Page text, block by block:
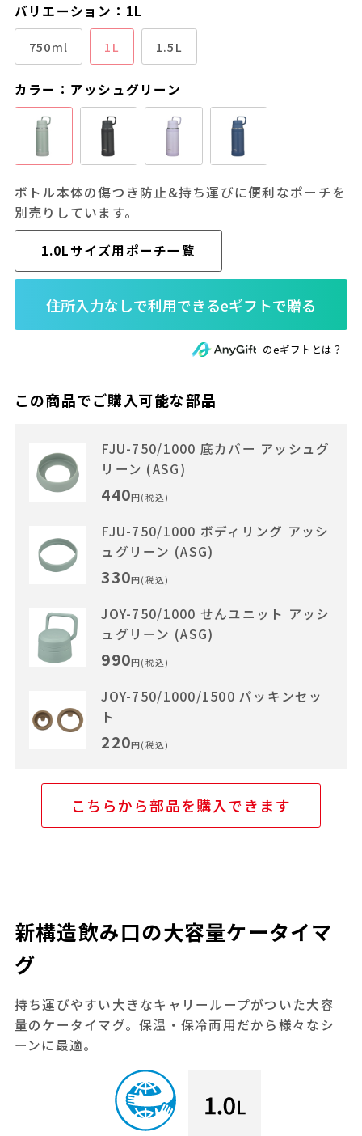
バリエーション：1L
750ml 1L 1.5L
カラー：アッシュグリーン
ボトル本体の傷つき防止&持ち運びに便利なポーチを
別売りしています。
1.0Lサイズ用ポーチ一覧
のeギフトとは？
この商品でご購入可能な部品
FJU-750/1000 底カバー アッシュグ
リーン (ASG)
440円(税込)
FJU-750/1000 ボディリング アッシ
ュグリーン (ASG)
330円(税込)
JOY-750/1000 せんユニット アッシ
ュグリーン (ASG)
990円(税込)
JOY-750/1000/1500 パッキンセッ
ト
220円(税込)
こちらから部品を購入できます
新構造飲み口の大容量ケータイマ
グ
持ち運びやすい大きなキャリーループがついた大容
量のケータイマグ。保温・保冷両用だから様々なシ
ーンに最適。